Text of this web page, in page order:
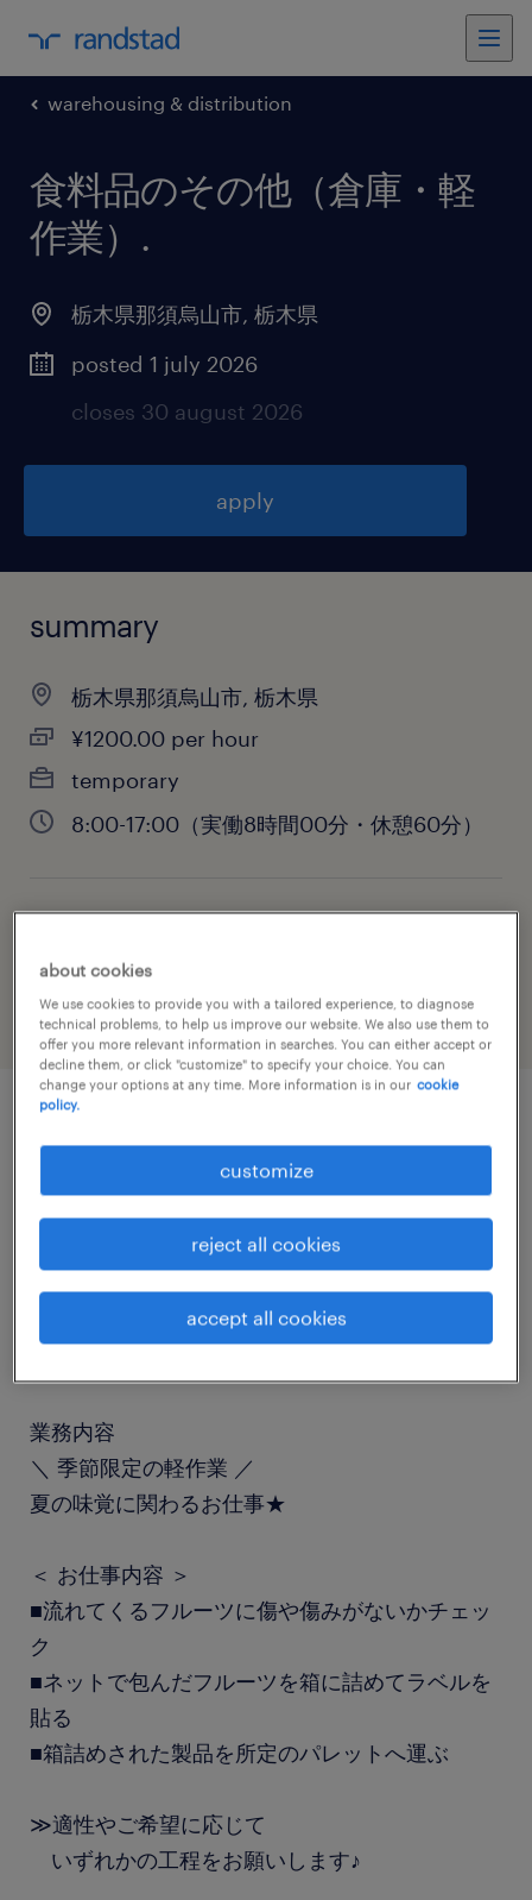
warehousing & distribution
食料品のその他（倉庫・軽
作業） .
栃木県那須烏山市, 栃木県
posted 1 july 2026
closes 30 august 2026
apply
summary
栃木県那須烏山市, 栃木県
¥1200.00 per hour
temporary
8:00-17:00（実働8時間00分・休憩60分）
warehousing & distribution
job details
職種
その他（倉庫・軽作業）
業務内容
＼ 季節限定の軽作業 ／
夏の味覚に関わるお仕事★
＜ お仕事内容 ＞
■流れてくるフルーツに傷や傷みがないかチェッ
ク
■ネットで包んだフルーツを箱に詰めてラベルを
貼る
■箱詰めされた製品を所定のパレットへ運ぶ
≫適性やご希望に応じて
いずれかの工程をお願いします♪
about cookies
We use cookies to provide you with a tailored experience, to diagnose
technical problems, to help us improve our website. We also use them to
offer you more relevant information in searches. You can either accept or
decline them, or click "customize" to specify your choice. You can
change your options at any time. More information is in our cookie
policy.
customize
reject all cookies
accept all cookies